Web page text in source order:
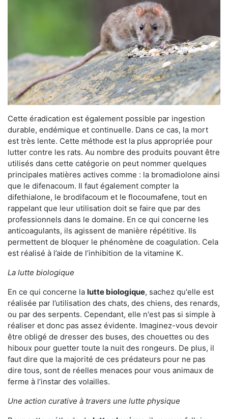
Cette éradication est également possible par ingestion
durable, endémique et continuelle. Dans ce cas, la mort
est très lente. Cette méthode est la plus appropriée pour
lutter contre les rats. Au nombre des produits pouvant être
utilisés dans cette catégorie on peut nommer quelques
principales matières actives comme : la bromadiolone ainsi
que le difenacoum. Il faut également compter la
difethialone, le brodifacoum et le flocoumafene, tout en
rappelant que leur utilisation doit se faire que par des
professionnels dans le domaine. En ce qui concerne les
anticoagulants, ils agissent de manière répétitive. Ils
permettent de bloquer le phénomène de coagulation. Cela
est réalisé à l’aide de l’inhibition de la vitamine K.
La lutte biologique
En ce qui concerne la lutte biologique, sachez qu'elle est
réalisée par l’utilisation des chats, des chiens, des renards,
ou par des serpents. Cependant, elle n'est pas si simple à
réaliser et donc pas assez évidente. Imaginez-vous devoir
être obligé de dresser des buses, des chouettes ou des
hiboux pour guetter toute la nuit des rongeurs. De plus, il
faut dire que la majorité de ces prédateurs pour ne pas
dire tous, sont de réelles menaces pour vous animaux de
ferme à l’instar des volailles.
Une action curative à travers une lutte physique